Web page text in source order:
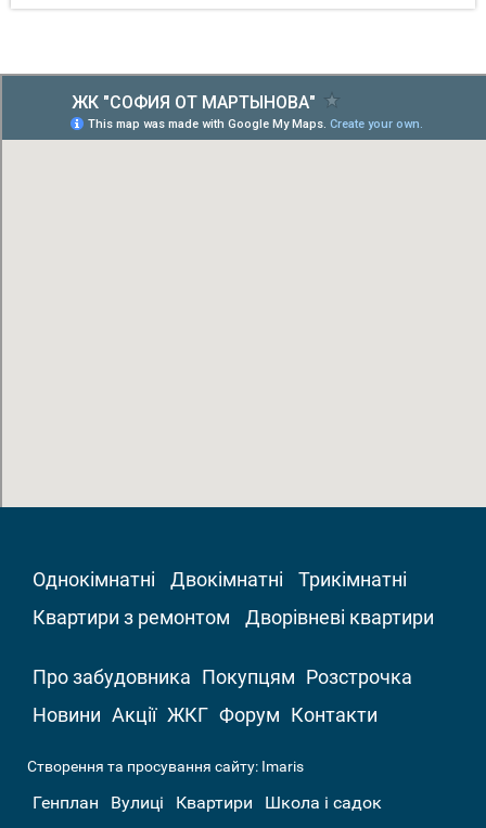
Однокімнатні Двокімнатні
Трикімнатні
Квартири з ремонтом
Дворівневі квартири
Про забудовника Покупцям Розстрочка
Новини Акції ЖКГ Форум Контакти
Створення та просування сайту: Imaris
Генплан Вулиці Квартири Школа і садок